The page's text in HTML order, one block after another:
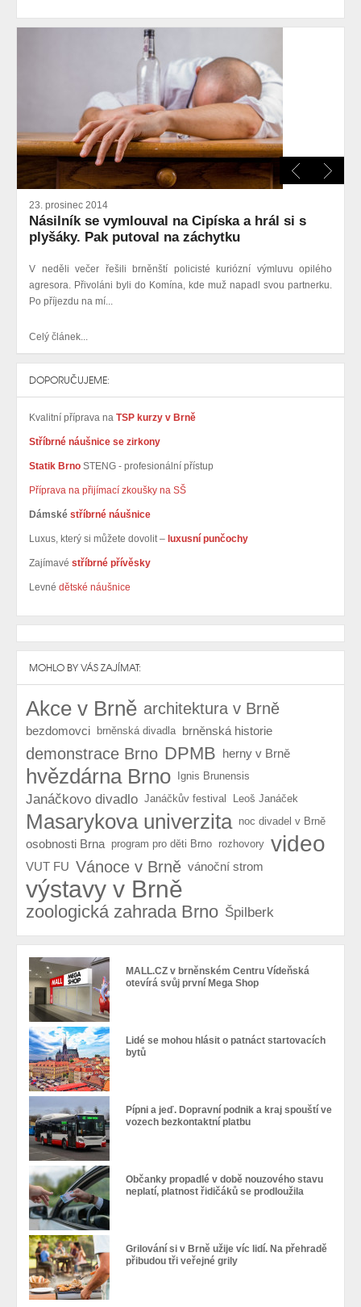
23. prosinec 2014
Násilník se vymlouval na Cipíska a hrál si s
plyšáky. Pak putoval na záchytku
V neděli večer řešili brněnští policisté kuriózní výmluvu opilého
agresora. Přivoláni byli do Komína, kde muž napadl svou partnerku.
Po příjezdu na mí...
Celý článek...
DOPORUČUJEME:
Kvalitní příprava na TSP kurzy v Brně
Stříbrné náušnice se zirkony
Statik Brno STENG - profesionální přístup
Příprava na přijímací zkoušky na SŠ
Dámské stříbrné náušnice
Luxus, který si můžete dovolit – luxusní punčochy
Zajímavé stříbrné přívěsky
Levné dětské náušnice
MOHLO BY VÁS ZAJÍMAT:
Akce v Brně architektura v Brně
bezdomovci brněnská divadla brněnská historie
demonstrace Brno DPMB herny v Brně
hvězdárna Brno Ignis Brunensis
Janáčkovo divadlo Janáčkův festival Leoš Janáček
Masarykova univerzita noc divadel v Brně
osobnosti Brna program pro děti Brno rozhovory video
VUT FU Vánoce v Brně vánoční strom
výstavy v Brně
zoologická zahrada Brno Špilberk
MALL.CZ v brněnském Centru Vídeňská
otevírá svůj první Mega Shop
Lidé se mohou hlásit o patnáct startovacích
bytů
Pípni a jeď. Dopravní podnik a kraj spouští ve
vozech bezkontaktní platbu
Občanky propadlé v době nouzového stavu
neplatí, platnost řidičáků se prodloužila
Grilování si v Brně užije víc lidí. Na přehradě
přibudou tři veřejné grily